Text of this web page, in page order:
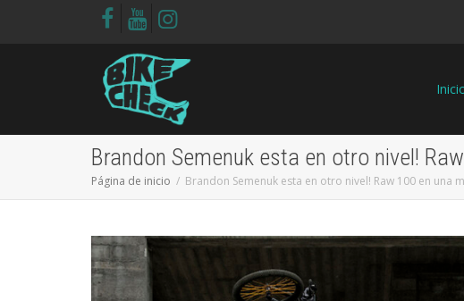
Brandon Semenuk esta en otro nivel!
Página de inicio Brandon Semenuk esta en otro nivel! Raw 100 en una